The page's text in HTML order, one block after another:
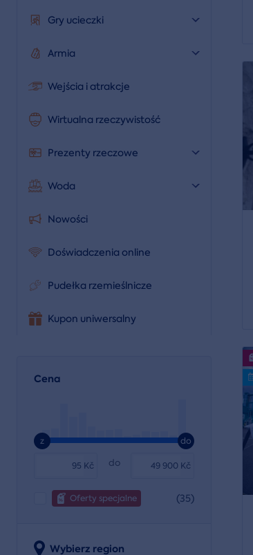
Gry ucieczki
Armia
Wejścia i atrakcje
Wirtualna rzeczywistość
Prezenty rzeczowe
Woda
Nowości
Doświadczenia online
Pudełka rzemieślnicze
Kupon uniwersalny
Cena
z do
Kč Kč
do
Oferty specjalne (35)
Wybierz region